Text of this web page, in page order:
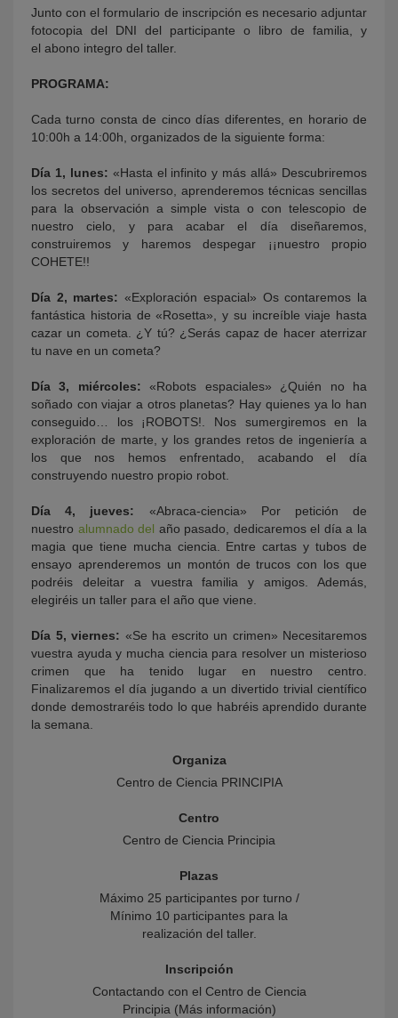
Junto con el formulario de inscripción es necesario adjuntar
fotocopia del DNI del participante o libro de familia, y
el abono integro del taller.
PROGRAMA:
Cada turno consta de cinco días diferentes, en horario de
10:00h a 14:00h, organizados de la siguiente forma:
Día 1, lunes: «Hasta el infinito y más allá» Descubriremos
los secretos del universo, aprenderemos técnicas sencillas
para la observación a simple vista o con telescopio de
nuestro cielo, y para acabar el día diseñaremos,
construiremos y haremos despegar ¡¡nuestro propio
COHETE!!
Día 2, martes: «Exploración espacial» Os contaremos la
fantástica historia de «Rosetta», y su increíble viaje hasta
cazar un cometa. ¿Y tú? ¿Serás capaz de hacer aterrizar
tu nave en un cometa?
Día 3, miércoles: «Robots espaciales» ¿Quién no ha
soñado con viajar a otros planetas? Hay quienes ya lo han
conseguido… los ¡ROBOTS!. Nos sumergiremos en la
exploración de marte, y los grandes retos de ingeniería a
los que nos hemos enfrentado, acabando el día
construyendo nuestro propio robot.
Día 4, jueves: «Abraca-ciencia» Por petición de
nuestro alumnado del año pasado, dedicaremos el día a la
magia que tiene mucha ciencia. Entre cartas y tubos de
ensayo aprenderemos un montón de trucos con los que
podréis deleitar a vuestra familia y amigos. Además,
elegiréis un taller para el año que viene.
Día 5, viernes: «Se ha escrito un crimen» Necesitaremos
vuestra ayuda y mucha ciencia para resolver un misterioso
crimen que ha tenido lugar en nuestro centro.
Finalizaremos el día jugando a un divertido trivial científico
donde demostraréis todo lo que habréis aprendido durante
la semana.
Organiza
Centro de Ciencia PRINCIPIA
Centro
Centro de Ciencia Principia
Plazas
Máximo 25 participantes por turno /
Mínimo 10 participantes para la
realización del taller.
Inscripción
Contactando con el Centro de Ciencia
Principia (Más información)